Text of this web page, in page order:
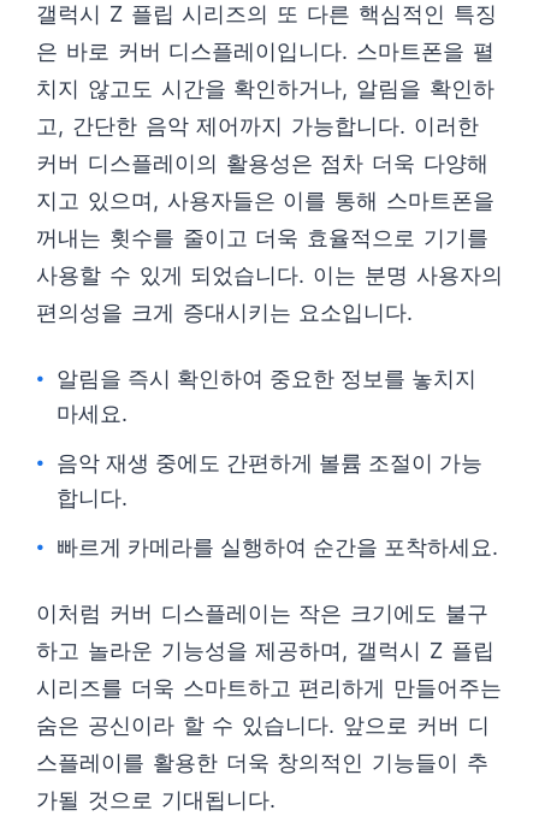
갤럭시 Z 플립 시리즈의 또 다른 핵심적인 특징
은 바로 커버 디스플레이입니다. 스마트폰을 펼
치지 않고도 시간을 확인하거나, 알림을 확인하
고, 간단한 음악 제어까지 가능합니다. 이러한
커버 디스플레이의 활용성은 점차 더욱 다양해
지고 있으며, 사용자들은 이를 통해 스마트폰을
꺼내는 횟수를 줄이고 더욱 효율적으로 기기를
사용할 수 있게 되었습니다. 이는 분명 사용자의
편의성을 크게 증대시키는 요소입니다.
알림을 즉시 확인하여 중요한 정보를 놓치지
마세요.
음악 재생 중에도 간편하게 볼륨 조절이 가능
합니다.
빠르게 카메라를 실행하여 순간을 포착하세요.
이처럼 커버 디스플레이는 작은 크기에도 불구
하고 놀라운 기능성을 제공하며, 갤럭시 Z 플립
시리즈를 더욱 스마트하고 편리하게 만들어주는
숨은 공신이라 할 수 있습니다. 앞으로 커버 디
스플레이를 활용한 더욱 창의적인 기능들이 추
가될 것으로 기대됩니다.